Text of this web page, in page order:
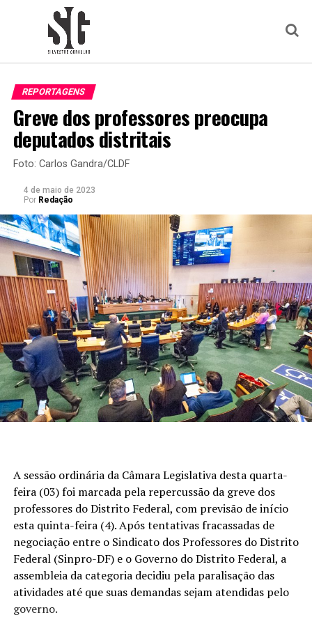
REPORTAGENS
Greve dos professores preocupa
deputados distritais
Foto: Carlos Gandra/CLDF
4 de maio de 2023
Por Redação
A sessão ordinária da Câmara Legislativa desta quarta-
feira (03) foi marcada pela repercussão da greve dos
professores do Distrito Federal, com previsão de início
esta quinta-feira (4). Após tentativas fracassadas de
negociação entre o Sindicato dos Professores do Distrito
Federal (Sinpro-DF) e o Governo do Distrito Federal, a
assembleia da categoria decidiu pela paralisação das
atividades até que suas demandas sejam atendidas pelo
governo.